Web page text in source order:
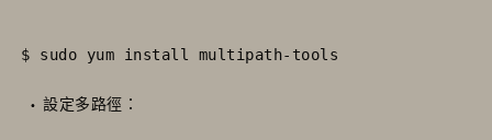
$ sudo yum install multipath-tools
設定多路徑：